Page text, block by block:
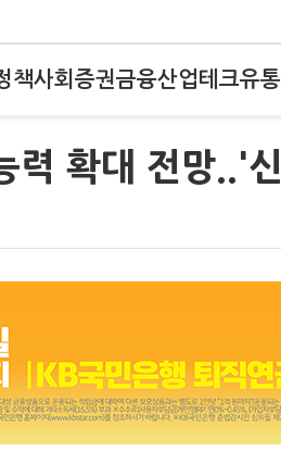
책사회 증권금융산업테크유통
력 확대 전망..'